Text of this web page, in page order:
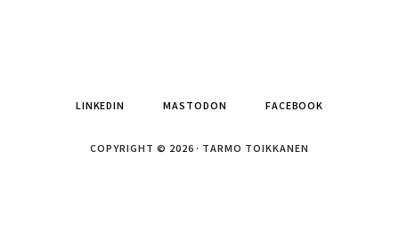
LINKEDIN MASTODON FACEBOOK
COPYRIGHT © 2026 · TARMO TOIKKANEN